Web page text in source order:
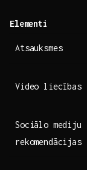
Elementi
Atsauksmes
Video liecības
Sociālo mediju
rekomendācijas